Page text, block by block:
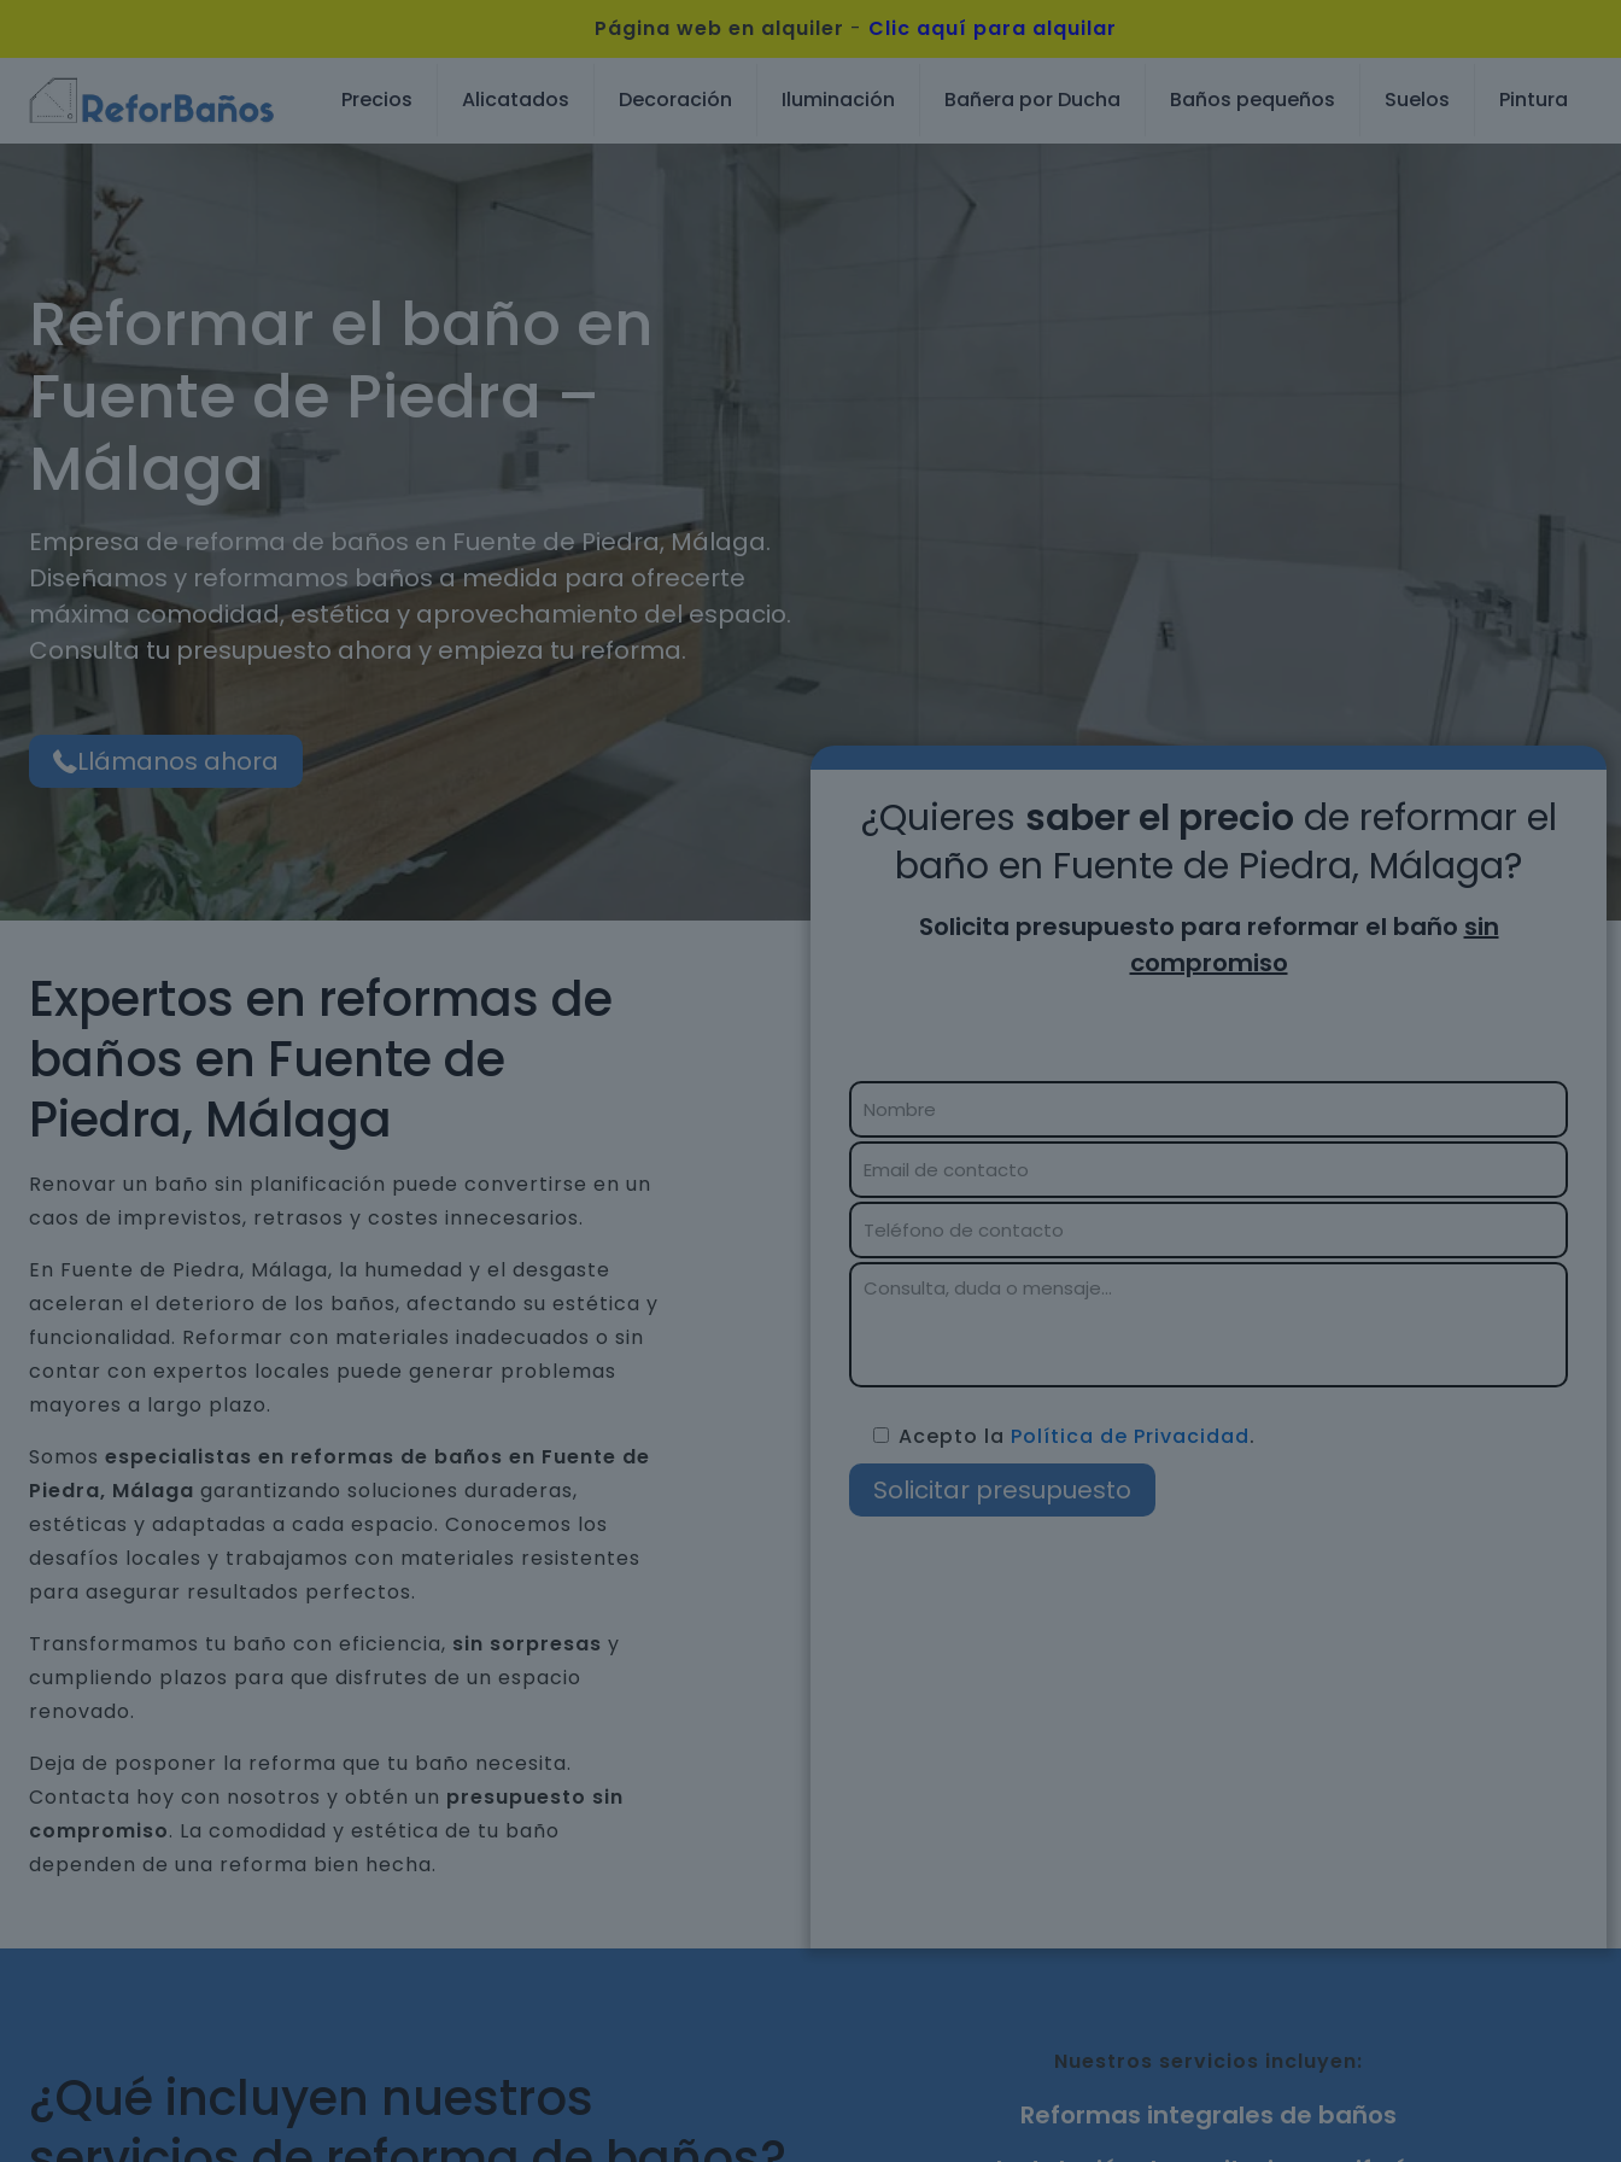
Página web en alquiler - Clic aquí para alquilar
Precios Alicatados Decoración Iluminación Bañera por Ducha Baños pequeños Suelos Pintura
Reformar el baño en
Fuente de Piedra –
Málaga
Empresa de reforma de baños en Fuente de Piedra, Málaga.
Diseñamos y reformamos baños a medida para ofrecerte
máxima comodidad, estética y aprovechamiento del espacio.
Consulta tu presupuesto ahora y empieza tu reforma.
Llámanos ahora
Expertos en reformas de
baños en Fuente de
Piedra, Málaga
Renovar un baño sin planificación puede convertirse en un
caos de imprevistos, retrasos y costes innecesarios.
En Fuente de Piedra, Málaga, la humedad y el desgaste
aceleran el deterioro de los baños, afectando su estética y
funcionalidad. Reformar con materiales inadecuados o sin
contar con expertos locales puede generar problemas
mayores a largo plazo.
Somos especialistas en reformas de baños en Fuente de
Piedra, Málaga garantizando soluciones duraderas,
estéticas y adaptadas a cada espacio. Conocemos los
desafíos locales y trabajamos con materiales resistentes
para asegurar resultados perfectos.
Transformamos tu baño con eficiencia, sin sorpresas y
cumpliendo plazos para que disfrutes de un espacio
renovado.
Deja de posponer la reforma que tu baño necesita.
Contacta hoy con nosotros y obtén un presupuesto sin
compromiso. La comodidad y estética de tu baño
dependen de una reforma bien hecha.
¿Quieres saber el precio de reformar el
baño en Fuente de Piedra, Málaga?
Solicita presupuesto para reformar el baño sin
compromiso
Acepto la Política de Privacidad.
¿Qué incluyen nuestros
Nuestros servicios incluyen:
Reformas integrales de baños